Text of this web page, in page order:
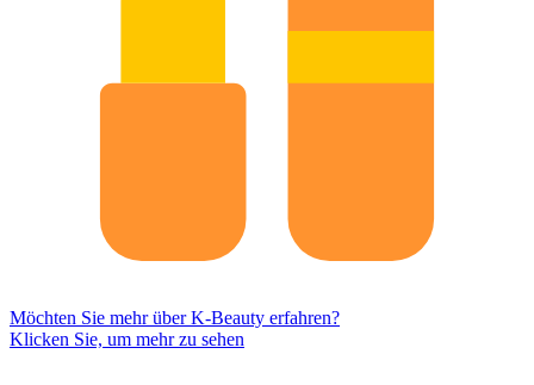
Möchten Sie mehr über K-Beauty erfahren?
Klicken Sie, um mehr zu sehen